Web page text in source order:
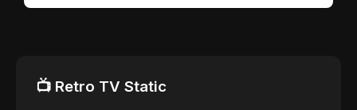
📺 Retro TV Static